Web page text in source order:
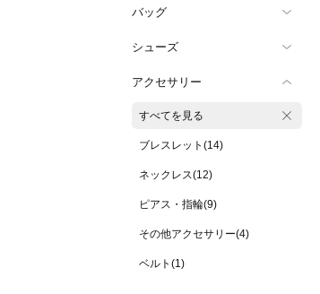
バッグ
シューズ
アクセサリー
すべてを見る
ブレスレット(14)
ネックレス(12)
ピアス・指輪(9)
その他アクセサリー(4)
ベルト(1)